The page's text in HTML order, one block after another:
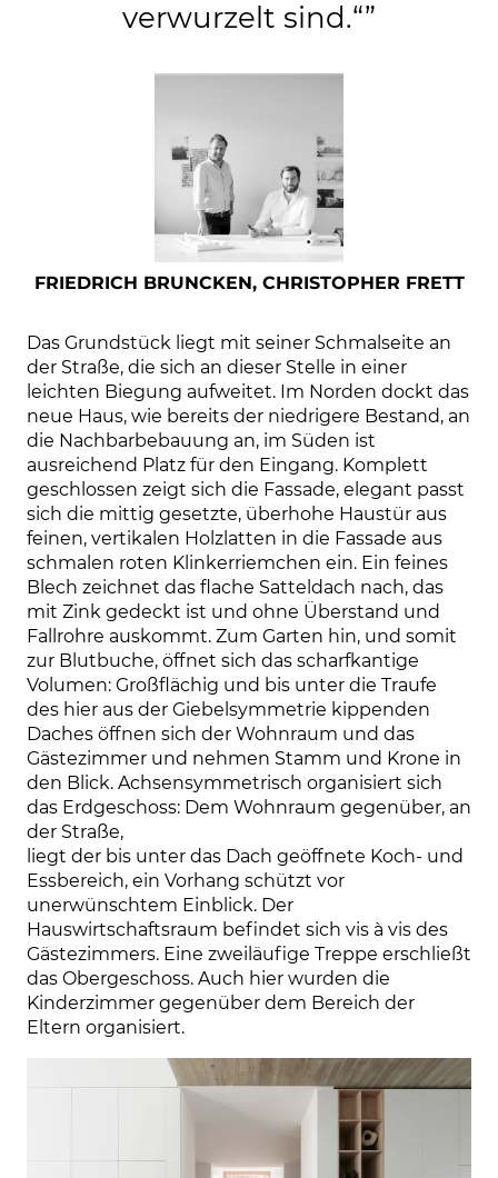
verwurzelt sind.“”
FRIEDRICH BRUNCKEN, CHRISTOPHER FRETT
Das Grundstück liegt mit seiner Schmalseite an
der Straße, die sich an dieser Stelle in einer
leichten Biegung aufweitet. Im Norden dockt das
neue Haus, wie bereits der niedrigere Bestand, an
die Nachbarbebauung an, im Süden ist
ausreichend Platz für den Eingang. Komplett
geschlossen zeigt sich die Fassade, elegant passt
sich die mittig gesetzte, überhohe Haustür aus
feinen, vertikalen Holzlatten in die Fassade aus
schmalen roten Klinkerriemchen ein. Ein feines
Blech zeichnet das flache Satteldach nach, das
mit Zink gedeckt ist und ohne Überstand und
Fallrohre auskommt. Zum Garten hin, und somit
zur Blutbuche, öffnet sich das scharfkantige
Volumen: Großflächig und bis unter die Traufe
des hier aus der Giebelsymmetrie kippenden
Daches öffnen sich der Wohnraum und das
Gästezimmer und nehmen Stamm und Krone in
den Blick. Achsensymmetrisch organisiert sich
das Erdgeschoss: Dem Wohnraum gegenüber, an
der Straße,
liegt der bis unter das Dach geöffnete Koch- und
Essbereich, ein Vorhang schützt vor
unerwünschtem Einblick. Der
Hauswirtschaftsraum befindet sich vis à vis des
Gästezimmers. Eine zweiläufige Treppe erschließt
das Obergeschoss. Auch hier wurden die
Kinderzimmer gegenüber dem Bereich der
Eltern organisiert.